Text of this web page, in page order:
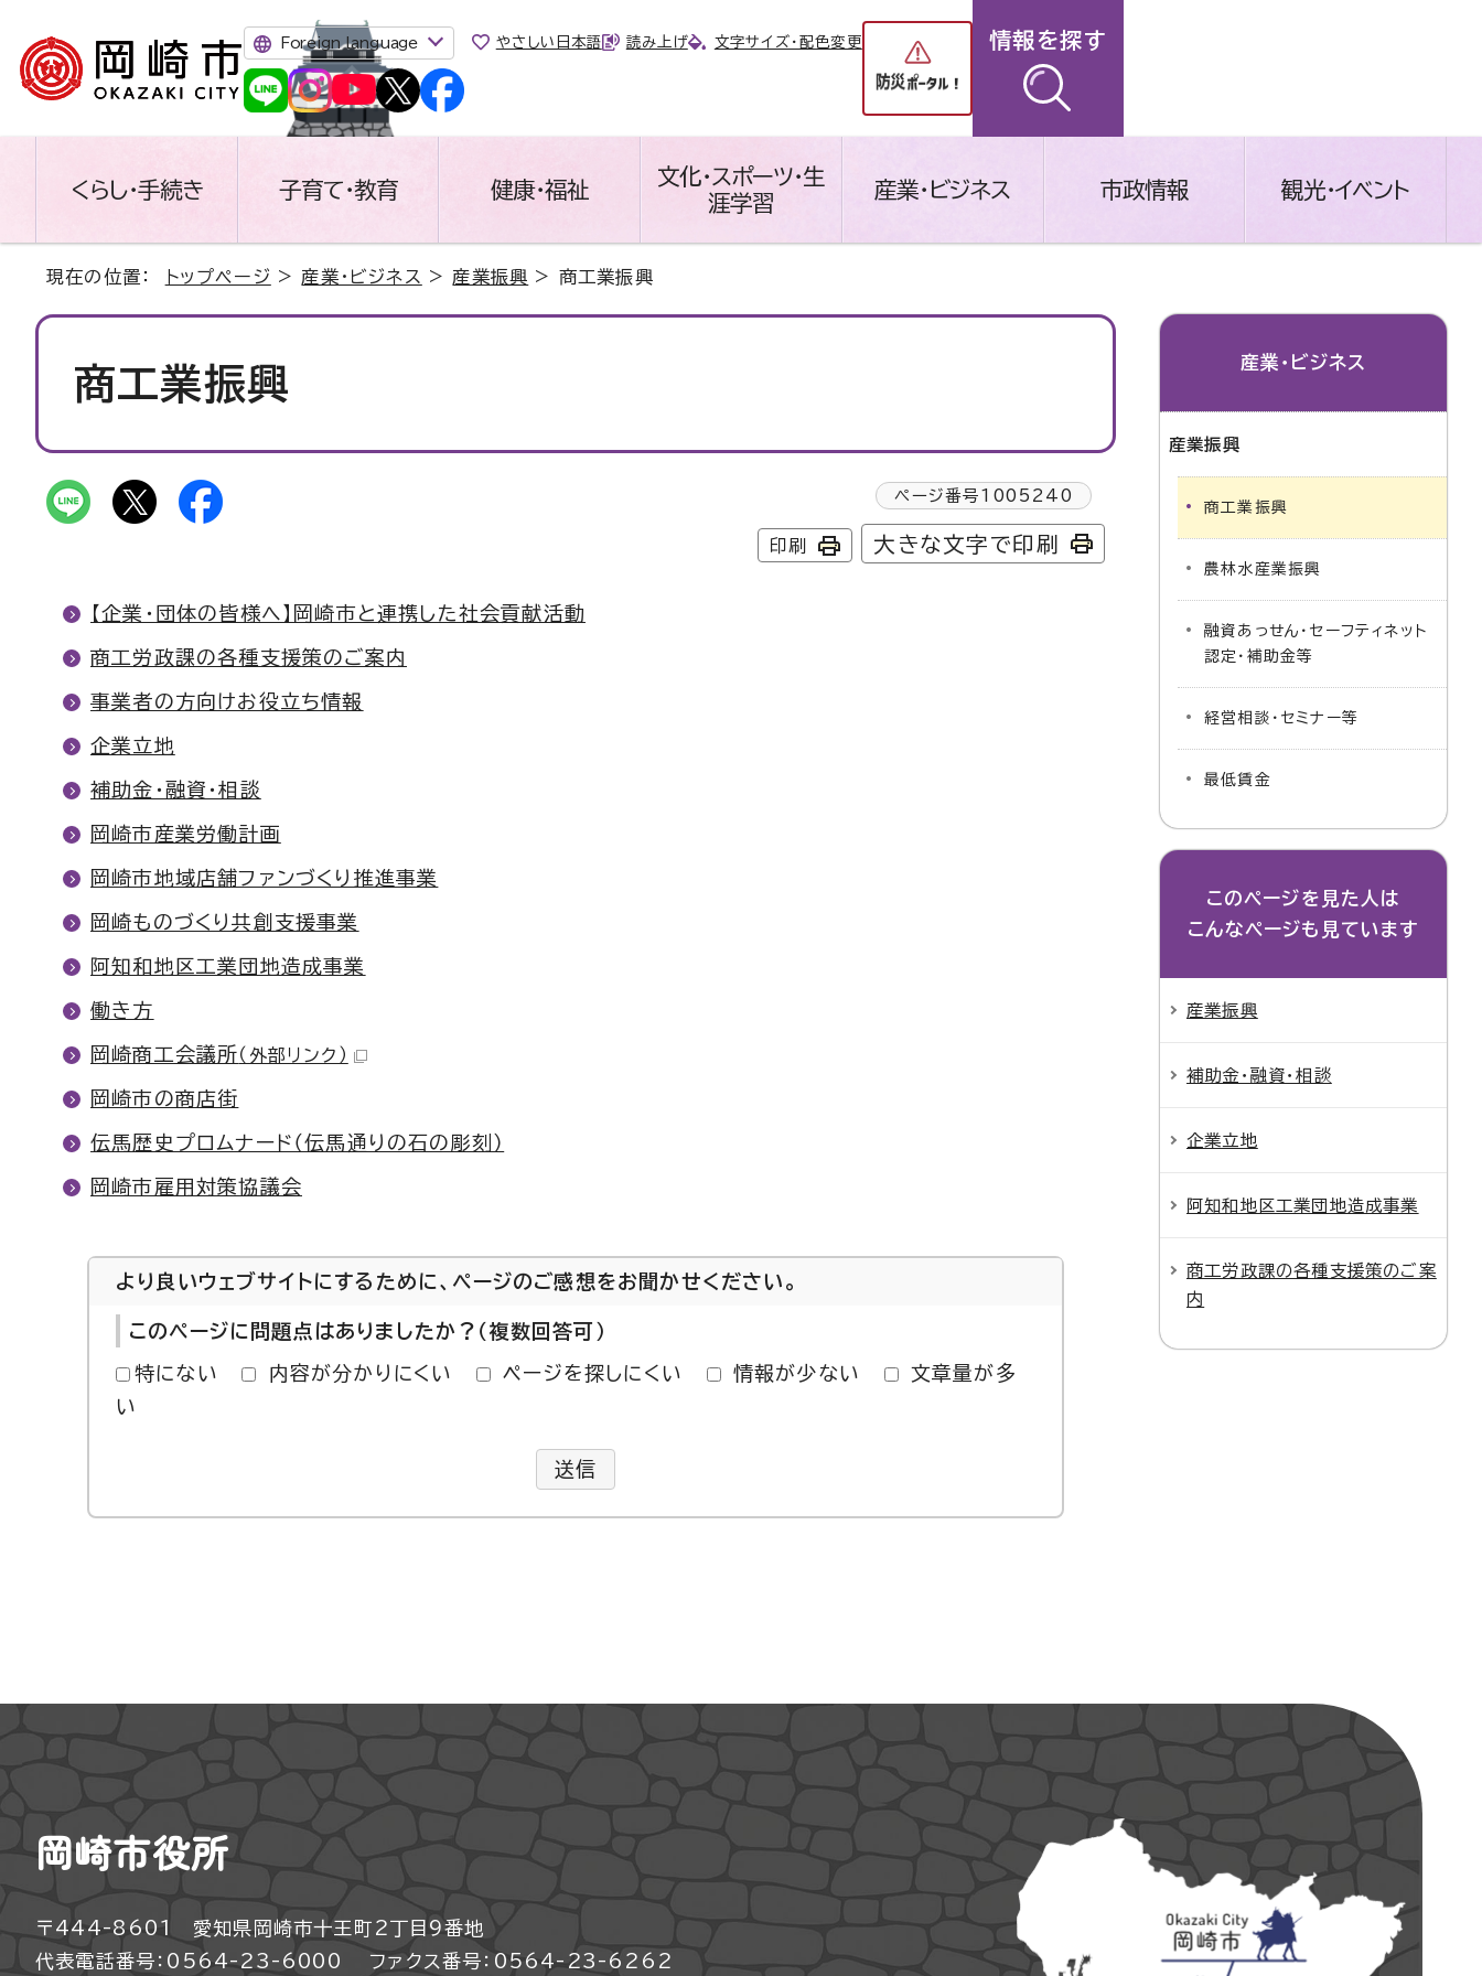
Foreign language やさしい日本語 読み上げ 文字サイズ・配色変更 情報を探す
くらし・手続き 子育て・教育 健康・福祉
文化・スポーツ・生
涯学習
産業・ビジネス 市政情報 観光・イベント
現在の位置： トップページ > 産業・ビジネス > 産業振興 > 商工業振興
商工業振興
ページ番号 1005240
印刷 大きな文字で印刷
【企業・団体の皆様へ】岡崎市と連携した社会貢献活動
商工労政課の各種支援策のご案内
事業者の方向けお役立ち情報
企業立地
補助金・融資・相談
岡崎市産業労働計画
岡崎市地域店舗ファンづくり推進事業
岡崎ものづくり共創支援事業
阿知和地区工業団地造成事業
働き方
岡崎商工会議所（外部リンク）
岡崎市の商店街
伝馬歴史プロムナード（伝馬通りの石の彫刻）
岡崎市雇用対策協議会
より良いウェブサイトにするために、ページのご感想をお聞かせください。
このページに問題点はありましたか？（複数回答可）
特にない 内容が分かりにくい ページを探しにくい 情報が少ない
文章量が多
い
送信
産業・ビジネス
産業振興
商工業振興
農林水産業振興
融資あっせん・セーフティネット
認定・補助金等
経営相談・セミナー等
最低賃金
このページを見た人は
こんなページも見ています
産業振興
補助金・融資・相談
企業立地
阿知和地区工業団地造成事業
商工労政課の各種支援策のご案
内
岡崎市役所
〒444-8601 愛知県岡崎市十王町2丁目9番地
代表電話番号：0564-23-6000
ファクス番号：0564-23-6262